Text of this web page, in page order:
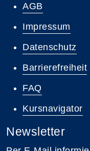
AGB
Impressum
Datenschutz
Barrierefreiheit
FAQ
Kursnavigator
Newsletter